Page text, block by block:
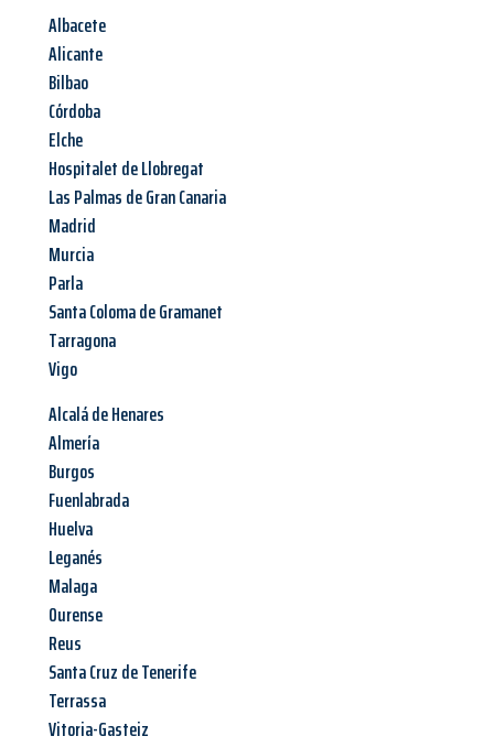
Albacete
Alicante
Bilbao
Córdoba
Elche
Hospitalet de Llobregat
Las Palmas de Gran Canaria
Madrid
Murcia
Parla
Santa Coloma de Gramanet
Tarragona
Vigo
Alcalá de Henares
Almería
Burgos
Fuenlabrada
Huelva
Leganés
Malaga
Ourense
Reus
Santa Cruz de Tenerife
Terrassa
Vitoria-Gasteiz